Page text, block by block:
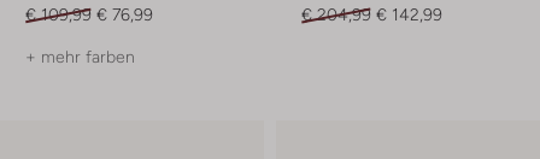
€ 109,99 € 76,99
+ mehr farben
€ 204,99 € 142,99